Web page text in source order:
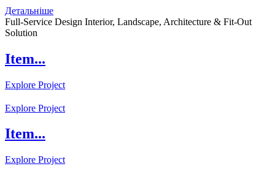
Детальніше
Full-Service Design Interior, Landscape, Architecture & Fit-Out
Solution
Item...
Explore Project
Explore Project
Item...
Explore Project